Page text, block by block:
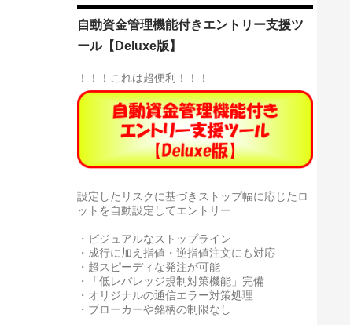
自動資金管理機能付きエントリー支援ツ
ール【Deluxe版】
！！！これは超便利！！！
設定したリスクに基づきストップ幅に応じたロ
ットを自動設定してエントリー
・ビジュアルなストップライン
・成行に加え指値・逆指値注文にも対応
・超スピーディな発注が可能
・「低レバレッジ規制対策機能」完備
・オリジナルの通信エラー対策処理
・ブローカーや銘柄の制限なし